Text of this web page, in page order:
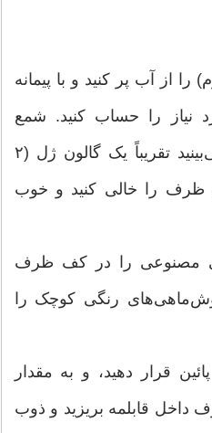
از آب پر کنید و با پیمانه
نیاز را حساب کنید. شمع
بزرگی که در این طرح می‌بینید تقریباً یک گالون ژل (۲
ظرف را خالی کنید و خوب
مصنوعی را در کف ظرف
رنگی کوچک را
قرار دهید، و به مقدار
داخل قابلمه بریزید و ذوب